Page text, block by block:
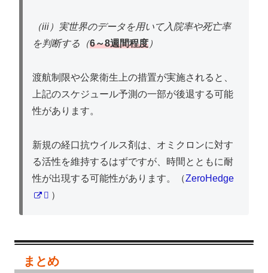
（iii）実世界のデータを用いて入院率や死亡率
を判断する（6～8週間程度 ）
渡航制限や公衆衛生上の措置が実施されると、
上記のスケジュール予測の一部が後退する可能
性があります。
新規の経口抗ウイルス剤は、オミクロンに対す
る活性を維持するはずですが、時間とともに耐
性が出現する可能性があります。（ZeroHedge
）
まとめ